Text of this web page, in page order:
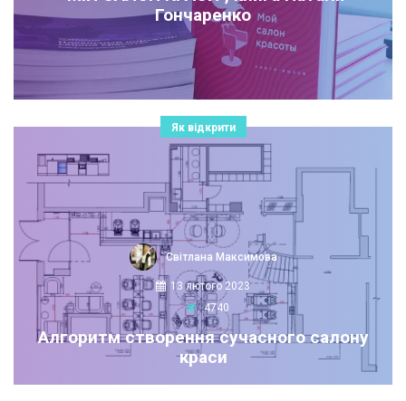
Гончаренко
Як відкрити
Світлана Максимова
13 лютого 2023
4740
Алгоритм створення сучасного салону
краси